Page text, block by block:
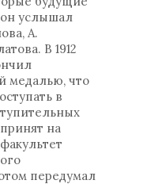
услышал
А.
В 1912
медалью, что
в
на
передумал